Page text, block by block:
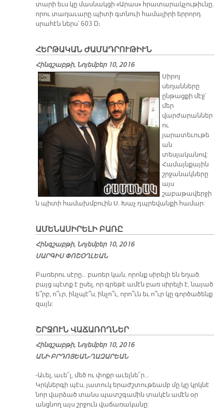
տա­րի եւս կը մաս­նակ­ցի «Ա­րաս» հրա­տա­րակ­չու­թիւ­նը,
ո­րու տա­ղա­ւա­րը պի­տի գտնուի հա­մա­լի­րի եր­րորդ
սրա­հէն ներս՝ 603 D։
ՀԵՐԹԱԿԱՆ ԺԱՄԱԴՐՈՒԹԻՒՆ
Հինգշաբթի, Նոյեմբեր 10, 2016
Սիրոյ
սեղանները
ընթացքի մէջ՝
մեր
վարժարաններ
ու
յարատեւութե
ան
տեսլականով:
Համայնքային
շրջանակները
այս
շաբաթավերջի
ն պիտի համախմբուին Ս. Խաչ դպրեվանքի համար:
ԱՄԵՆԱՍԻՐԵԼԻ ԲԱՌԸ
Հինգշաբթի, Նոյեմբեր 10, 2016
ՍԱՐ­ԳԻՍ ՓՈ­ՇՕՂ­ԼԵԱՆ
Բա­ռե­րու սէ­րը... բա­ռեր կան, ո­րոնք սի­րե­լի են ե­ղած.
բայց պէտք է ը­սել, որ գրե­թէ ա­մէն բառ սի­րե­լի է, նա­յած
ե՞րբ, ո՞ւր, ինչ­պէ՞ս, ին­չո՞ւ, ո­րո՞ւն եւ ո՞ւր կը գոր­ծա­ծենք
զայն:
ՇՐՋՈՒՆ ՎԱ­ՃԱ­ՌՈՂ­ՆԵՐ
Հինգշաբթի, Նոյեմբեր 10, 2016
Ա­ՆԻ ԲՐԴՈ­ՅԵԱՆ-ՂԱ­ԶԱ­ՐԵԱՆ
-Ա­ւել, ա­ւե՜լ, մեծ ու փոքր ա­ւել­նե՜ր…
Կրկներ­գի պէս, յա­տուկ ե­րաժշ­տու­թեամբ մը կը կրկնէ
նոր վար­ձած տանս պատշ­գա­մին տա­կէն ա­մէն օր
անց­նող այս շրջուն վա­ճա­ռա­կա­նը: